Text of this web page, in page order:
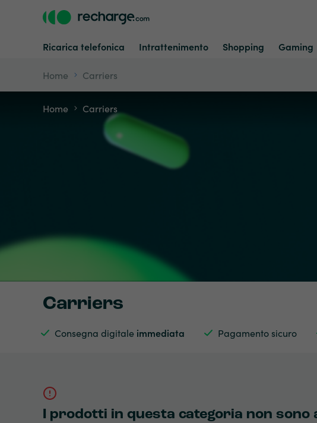
Ricarica telefonica Intrattenimento Shopping Gaming
Home Carriers
Home Carriers
Carriers
Consegna digitale immediata Pagamento sicuro
I prodotti in questa categoria non sono